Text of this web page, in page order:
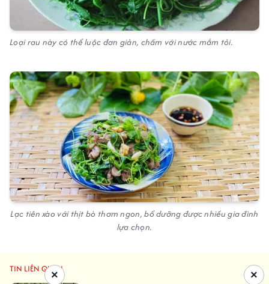
Loại rau này có thể luộc đơn giản, chấm với nước mắm tỏi.
Lạc tiên xào với thịt bò thơm ngon, bổ dưỡng được nhiều gia đình
lựa chọn.
TIN LIÊN QUAN ×
×